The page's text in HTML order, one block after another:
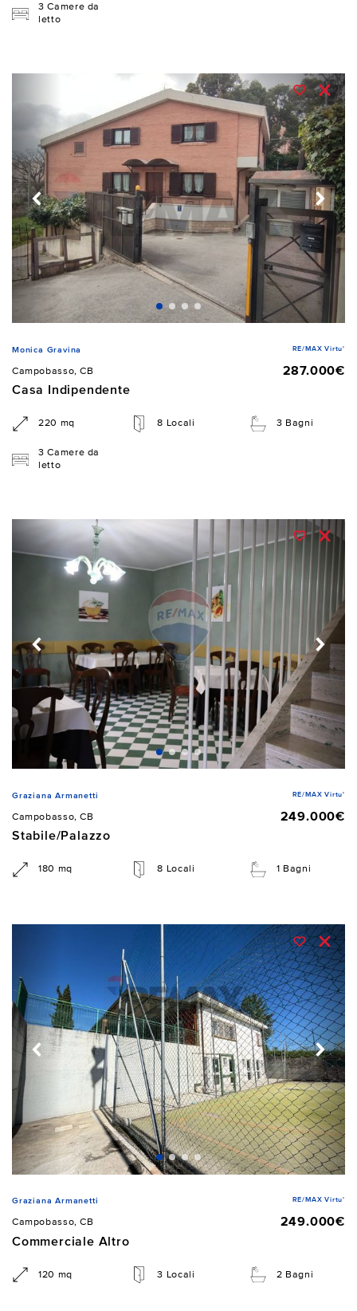
3 Camere da
letto
Monica Gravina RE/MAX Virtu'
Campobasso, CB
287.000€
Casa Indipendente
220 mq 8 Locali 3 Bagni
3 Camere da
letto
Graziana Armanetti RE/MAX Virtu'
Campobasso, CB
249.000€
Stabile/Palazzo
180 mq 8 Locali 1 Bagni
Graziana Armanetti RE/MAX Virtu'
Campobasso, CB
249.000€
Commerciale Altro
120 mq 3 Locali 2 Bagni